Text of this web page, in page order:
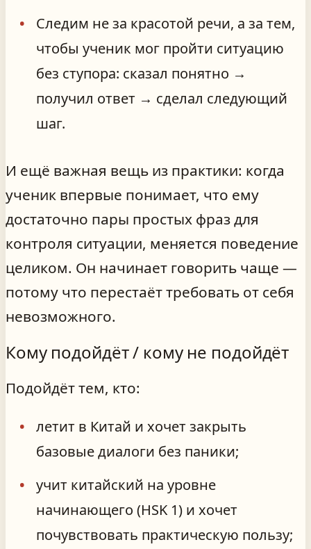
Следим не за красотой речи, а за тем,
чтобы ученик мог пройти ситуацию
без ступора: сказал понятно →
получил ответ → сделал следующий
шаг.
И ещё важная вещь из практики: когда
ученик впервые понимает, что ему
достаточно пары простых фраз для
контроля ситуации, меняется поведение
целиком. Он начинает говорить чаще —
потому что перестаёт требовать от себя
невозможного.
Кому подойдёт / кому не подойдёт
Подойдёт тем, кто:
летит в Китай и хочет закрыть
базовые диалоги без паники;
учит китайский на уровне
начинающего (HSK 1) и хочет
почувствовать практическую пользу;